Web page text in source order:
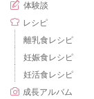
体験談
レシピ
離乳食レシピ
妊娠食レシピ
妊活食レシピ
成長アルバム